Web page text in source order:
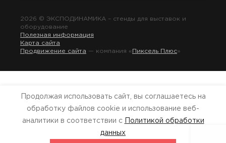
2026 © ЭКСПОДИНАМИКА – стенды для выставок и
оборудование
Полезная информация
Карта сайта
Продвижение сайта — компания « Пиксель Плюс»
Продолжая использовать сайт, вы соглашаетесь на
обработку файлов cookie и использование веб-
аналитики в соответствии с
Политикой обработки
данных